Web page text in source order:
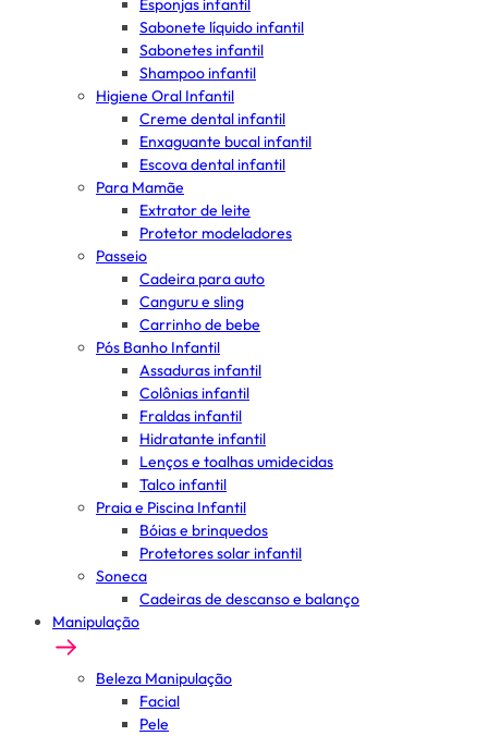
Esponjas infantil
Sabonete líquido infantil
Sabonetes infantil
Shampoo infantil
Higiene Oral Infantil
Creme dental infantil
Enxaguante bucal infantil
Escova dental infantil
Para Mamãe
Extrator de leite
Protetor modeladores
Passeio
Cadeira para auto
Canguru e sling
Carrinho de bebe
Pós Banho Infantil
Assaduras infantil
Colônias infantil
Fraldas infantil
Hidratante infantil
Lenços e toalhas umidecidas
Talco infantil
Praia e Piscina Infantil
Bóias e brinquedos
Protetores solar infantil
Soneca
Cadeiras de descanso e balanço
Manipulação
Beleza Manipulação
Facial
Pele